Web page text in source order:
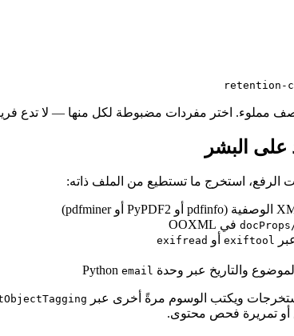
retention-
مملوء. اختر مفردات مضبوطة لكل منها — لا تدع
على البشر
الرفع، استخرج ما تستطيع من الملف ذاته:
في OOXML
exiftool أو exifread
email
ويكتب الوسوم مرةً أخرى عبر